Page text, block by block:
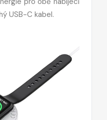
USB-C kabel.